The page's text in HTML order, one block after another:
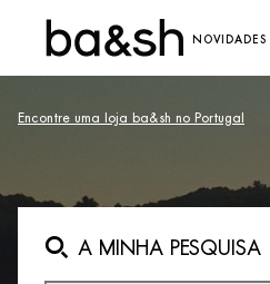
NOVIDADES
Encontre uma loja ba&sh no Portugal
A MINHA PESQUISA